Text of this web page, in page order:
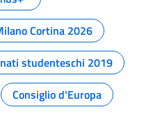
Cortina 2026
studenteschi 2019
Consiglio d'Europa